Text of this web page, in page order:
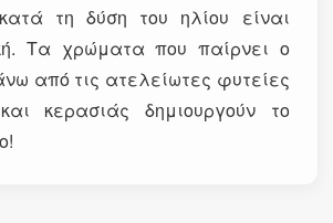
τη δύση του ηλίου είναι
Τα χρώματα που παίρνει ο
από τις ατελείωτες φυτείες
κερασιάς δημιουργούν το